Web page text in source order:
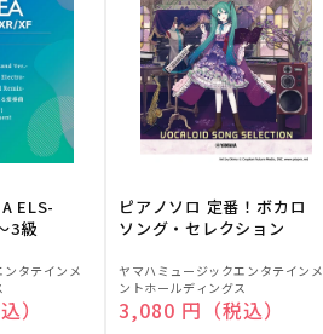
ELS-
3級
タテインメ
）
ピアノソロ 定番！ボカロ
ソング・セレクション
販
売
ヤマハミュージックエンタテインメ
ントホールディングス
通常価格
3,080 円（税込）